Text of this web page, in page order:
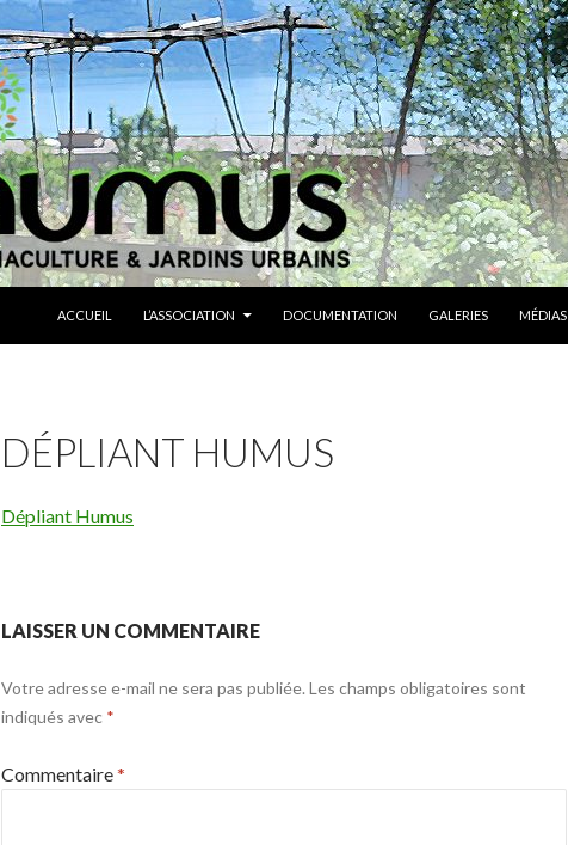
ACCUEIL
L’ASSOCIATION DOCUMENTATION GALERIES MÉDIAS
DÉPLIANT HUMUS
Dépliant Humus
LAISSER UN COMMENTAIRE
Votre adresse e-mail ne sera pas publiée. Les champs obligatoires sont
indiqués avec *
Commentaire*